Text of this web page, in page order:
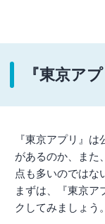
『東京ア
『東京アプリ』
があるのか、また
点も多いのではな
まずは、『東京ア
クしてみましょう。